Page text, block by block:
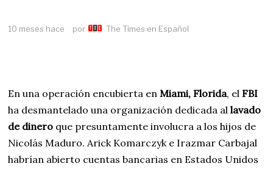
10 meses hace por The Times en Español
En una operación encubierta enMiami, Florida, elFBI
ha desmantelado una organización dedicada allavado
de dinero que presuntamente involucra a los hijos de
Nicolás Maduro. Arick Komarczyk e Irazmar Carbajal
habrían abierto cuentas bancarias en Estados Unidos